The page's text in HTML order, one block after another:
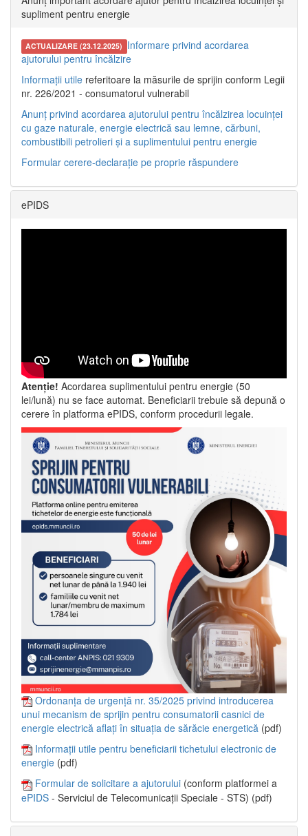
supliment pentru energie
ACTUALIZARE (23.12.2025) Informare privind acordarea
ajutorului pentru încălzire
Informații utile referitoare la măsurile de sprijin conform Legii
nr. 226/2021 - consumatorul vulnerabil
Anunț privind acordarea ajutorului pentru încălzirea locuinței
cu gaze naturale, energie electrică sau lemne, cărbuni,
combustibili petrolieri și a suplimentului pentru energie
Formular cerere-declarație pe proprie răspundere
ePIDS
Atenție! Acordarea suplimentului pentru energie (50
lei/lună) nu se face automat. Beneficiarii trebuie să depună o
cerere în platforma ePIDS, conform procedurii legale.
Ordonanța de urgență nr. 35/2025 privind introducerea
unui mecanism de sprijin pentru consumatorii casnici de
energie electrică aflați în situația de sărăcie energetică (pdf)
Informații utile pentru beneficiarii tichetului electronic de
energie (pdf)
Formular de solicitare a ajutorului (conform platformei a
ePIDS - Serviciul de Telecomunicații Speciale - STS) (pdf)